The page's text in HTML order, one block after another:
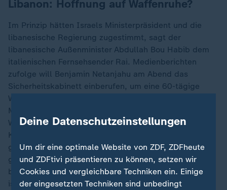
Libanon: Hoffnung auf Waffenruhe?
Im Prinzip hätten Israels Ministerpräsident und die
libanesische Regierung zugestimmt, sagt der
libanesische Außenminister Abdullah Bou Habib dem
italienischen Fernsehsender Rai. Medienberichten
zufolge will Benjamin Netanjahu am Abend das
Sicherheitskabinett einberufen, um eine 60-tägige
Waffenruhe mit der Hisbollah-Miliz billigen zu lassen.
Man sei nahe dran an einer Einigung über einen
Waffenstillstand, sagt John Kirby,
Kommunikationsdirektor des US-Sicherheitsrates. Es
gehe in die richtige Richtung. "Aber es ist noch nicht
geschafft". Auch der libanesische Außenminister
betont, die endgültige Entscheidung liege beim
israelischen Kabinett.
Deine Datenschutzeinstellungen
Um dir eine optimale Website von ZDF, ZDFheute
und ZDFtivi präsentieren zu können, setzen wir
Cookies und vergleichbare Techniken ein. Einige
der eingesetzten Techniken sind unbedingt